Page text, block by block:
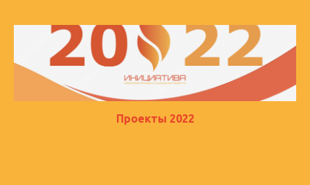
Проекты 2022